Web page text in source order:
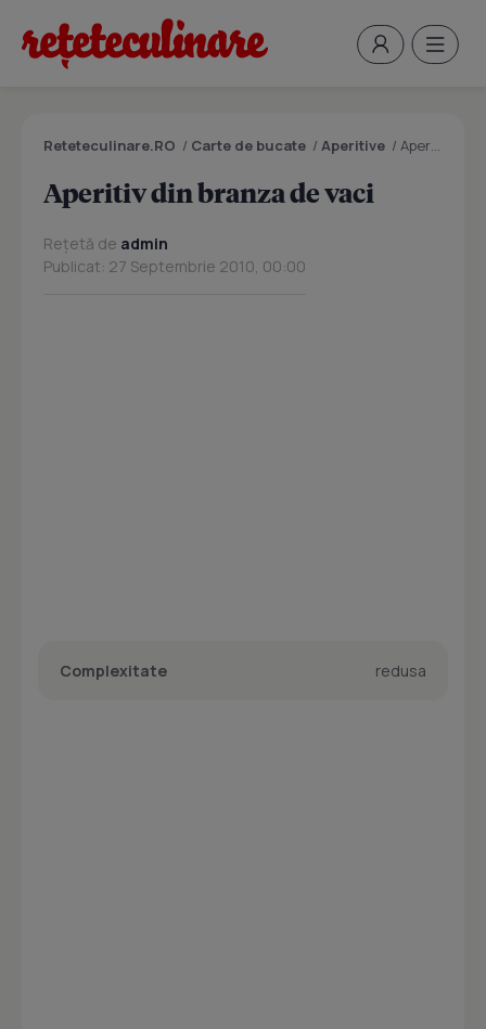
Reteteculinare.RO / Carte de bucate / Aperitive / Aperitiv din branza de vaci
Aperitiv din branza de vaci
Rețetă de admin
Publicat: 27 Septembrie 2010, 00:00
Complexitate redusa